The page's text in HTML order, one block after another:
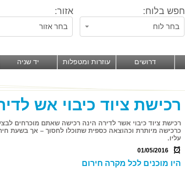
חפש בלוח: אזור:
בחר לוח בחר אזור
דרושים עוזרות ומטפלות יד שניה
רכישת ציוד כיבוי אש
רכישת ציוד כיבוי אשר לדירה הינה רכישה שאתם מוכרחים
כרכישה מיותרת וכהוצאה כספית שתוכלו לחסוך – אך בשעת
עליו.
01/05/2016
היו מוכנים לכל מקרה חירום